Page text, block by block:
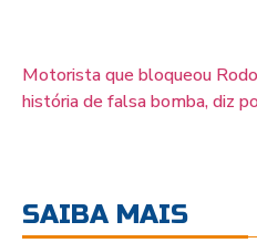
Motorista que bloqueou
história de falsa bomba, diz
SAIBA MAIS